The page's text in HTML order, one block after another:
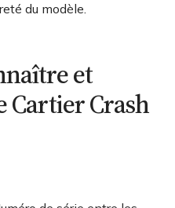
du modèle.
et
Crash